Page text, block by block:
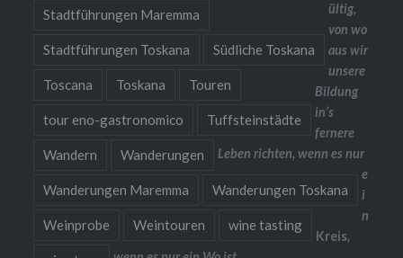
Stadtführungen Maremma
Stadtführungen Toskana Südliche Toskana
Toscana Toskana Touren
tour eno-gastronomico Tuffsteinstädte
Wandern Wanderungen
Wanderungen Maremma Wanderungen Toskana
Weinprobe Weintouren wine tasting
ültig,
von wo
aus wir
unsere
Bildung
in’s
fernere
Leben richten, wenn es nur
e
i
n
Kreis,